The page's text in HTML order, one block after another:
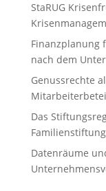
StaRUG
Finanzplanung
nach dem
Genussrechte
Das
Datenräume